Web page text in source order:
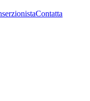
Contatta